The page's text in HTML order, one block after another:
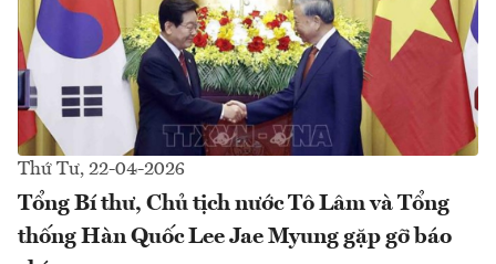
Thứ Tư, 22-04-2026
Tổng Bí thư, Chủ tịch nước Tô Lâm và Tổng
thống Hàn Quốc Lee Jae Myung gặp gỡ báo